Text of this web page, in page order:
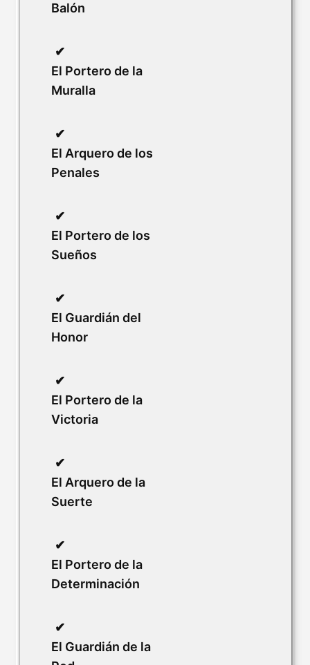
Balón
El Portero de la
Muralla
El Arquero de los
Penales
El Portero de los
Sueños
El Guardián del
Honor
El Portero de la
Victoria
El Arquero de la
Suerte
El Portero de la
Determinación
El Guardián de la